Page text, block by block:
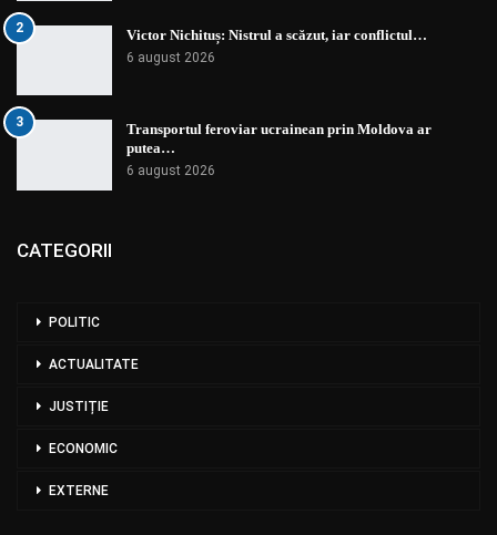
2 Victor Nichituș: Nistrul a scăzut, iar conflictul…
6 august 2026
3
Transportul feroviar ucrainean prin Moldova ar
putea…
6 august 2026
CATEGORII
POLITIC
ACTUALITATE
JUSTIȚIE
ECONOMIC
EXTERNE